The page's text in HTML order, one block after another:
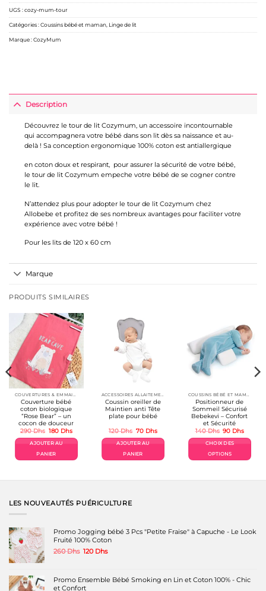
UGS :cozy-mum-tour
Catégories :Coussins bébé et maman Linge de lit
Marque :CozyMum
Description
Découvrez le tour de lit Cozymum, un accessoire incontournable
qui accompagnera votre bébé dans son lit dès sa naissance et au-
delà ! Sa conception ergonomique 100% coton est antiallergique
en coton doux et respirant, pour assurer la sécurité de votre bébé,
le tour de lit Cozymum empeche votre bébé de se cogner contre
le lit.
N’attendez plus pour adopter le tour de lit Cozymum chez
Allobebe et profitez de ses nombreux avantages pour faciliter votre
expérience avec votre bébé !
Pour les lits de 120 x 60 cm
Marque
PRODUITS SIMILAIRES
COUVERTURES & EMMAILLOTAGE
Couverture bébé
coton biologique
“Rose Bear” – un
cocon de douceur
290Dhs Le
initial
était :
290 Dhs.
180 DhsLe
actuel
AJOUTER AU
PANIER
ACCESSOIRES ALLAITEMENT / REPAS
Coussin oreiller de
Maintien anti Tête
plate pour bébé
120Dhs Le
initial
était :
120 Dhs.
70 DhsLe
actuel
AJOUTER AU
PANIER
COUSSINS BÉBÉ ET MAMAN
Positionneur de
Sommeil Sécurisé
Bebekevi – Confort
et Sécurité
140Dhs Le
initial
était :
140 Dhs.
90 DhsLe
actuel
CHOIX DES
OPTIONS
être
du
LES NOUVEAUTÉS PUÉRICULTURE
Promo Jogging bébé 3 Pcs "Petite Fraise" à Capuche - Le Look
Fruité 100% Coton
260Dhs Le
260 Dhs.
120 DhsLe
est :
120 Dhs.
Promo Ensemble Bébé Smoking en Lin et Coton 100% - Chic
et Confort